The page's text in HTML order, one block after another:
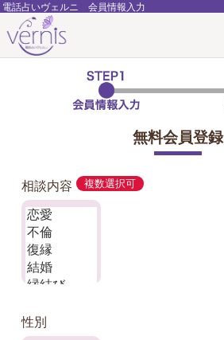
電話占いヴェルニ 会員情報入力
無料会員登録
相談内容 複数選択可
性別